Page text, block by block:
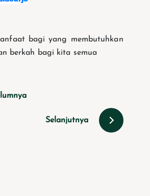
bagi yang membutuhkan
berkah bagi kita semua
Selanjutnya